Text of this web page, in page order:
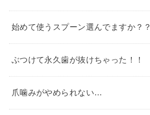
始めて使うスプーン選んでますか？？
ぶつけて永久歯が抜けちゃった！！
爪噛みがやめられない…